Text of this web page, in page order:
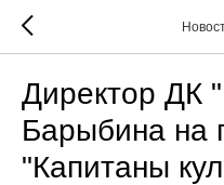
Директор ДК
Барыбина на
"Капитаны